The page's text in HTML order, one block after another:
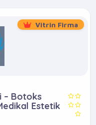
Vitrin Firma
– Botoks
Estetik